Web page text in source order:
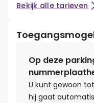
Bekijk alle tarieven
Op deze
U kunt gewoon
hij gaat